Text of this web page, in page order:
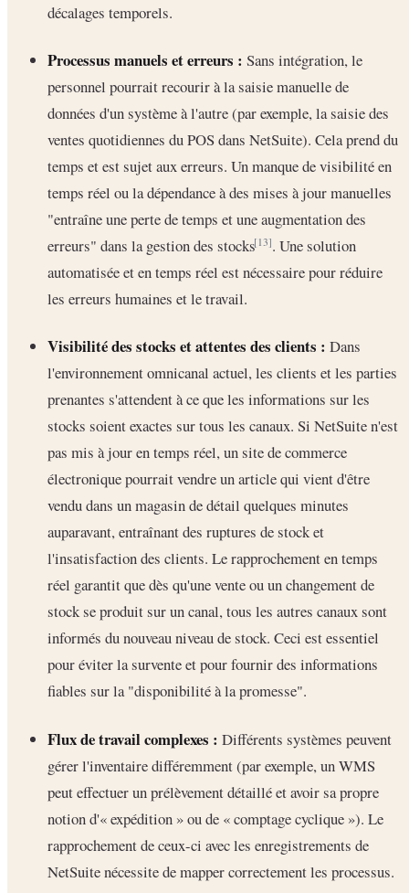
décalages temporels.
Processus manuels et erreurs : Sans intégration, le
personnel pourrait recourir à la saisie manuelle de
données d'un système à l'autre (par exemple, la saisie des
ventes quotidiennes du POS dans NetSuite). Cela prend du
temps et est sujet aux erreurs. Un manque de visibilité en
temps réel ou la dépendance à des mises à jour manuelles
"entraîne une perte de temps et une augmentation des
erreurs" dans la gestion des stocks[13]. Une solution
automatisée et en temps réel est nécessaire pour réduire
les erreurs humaines et le travail.
Visibilité des stocks et attentes des clients : Dans
l'environnement omnicanal actuel, les clients et les parties
prenantes s'attendent à ce que les informations sur les
stocks soient exactes sur tous les canaux. Si NetSuite n'est
pas mis à jour en temps réel, un site de commerce
électronique pourrait vendre un article qui vient d'être
vendu dans un magasin de détail quelques minutes
auparavant, entraînant des ruptures de stock et
l'insatisfaction des clients. Le rapprochement en temps
réel garantit que dès qu'une vente ou un changement de
stock se produit sur un canal, tous les autres canaux sont
informés du nouveau niveau de stock. Ceci est essentiel
pour éviter la survente et pour fournir des informations
fiables sur la "disponibilité à la promesse".
Flux de travail complexes : Différents systèmes peuvent
gérer l'inventaire différemment (par exemple, un WMS
peut effectuer un prélèvement détaillé et avoir sa propre
notion d'« expédition » ou de « comptage cyclique »). Le
rapprochement de ceux-ci avec les enregistrements de
NetSuite nécessite de mapper correctement les processus.